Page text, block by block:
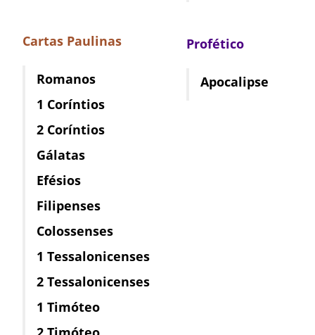
Cartas Paulinas
Romanos
1 Coríntios
2 Coríntios
Gálatas
Efésios
Filipenses
Colossenses
1 Tessalonicenses
2 Tessalonicenses
1 Timóteo
Profético
Apocalipse